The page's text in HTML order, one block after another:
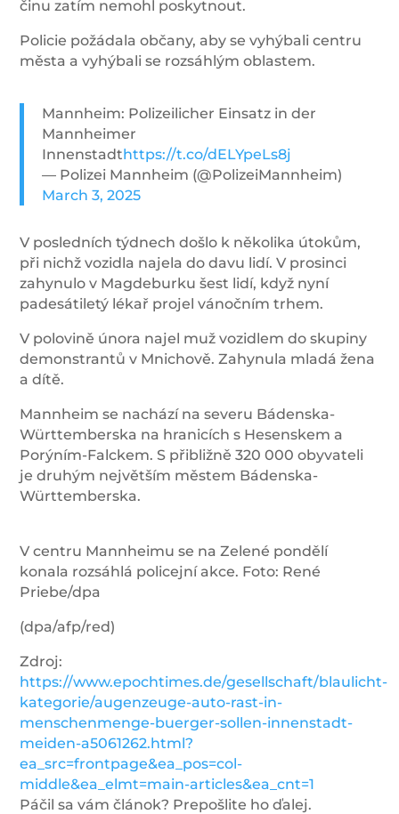
činu zatím nemohl poskytnout.
Policie požádala občany, aby se vyhýbali centru
města a vyhýbali se rozsáhlým oblastem.
Mannheim: Polizeilicher Einsatz in der
Mannheimer
Innenstadthttps://t.co/dELYpeLs8j
— Polizei Mannheim (@PolizeiMannheim)
March 3, 2025
V posledních týdnech došlo k několika útokům,
při nichž vozidla najela do davu lidí. V prosinci
zahynulo v Magdeburku šest lidí, když nyní
padesátiletý lékař projel vánočním trhem.
V polovině února najel muž vozidlem do skupiny
demonstrantů v Mnichově. Zahynula mladá žena
a dítě.
Mannheim se nachází na severu Bádenska-
Württemberska na hranicích s Hesenskem a
Porýním-Falckem. S přibližně 320 000 obyvateli
je druhým největším městem Bádenska-
Württemberska.
V centru Mannheimu se na Zelené pondělí
konala rozsáhlá policejní akce. Foto: René
Priebe/dpa
(dpa/afp/red)
Zdroj:
https://www.epochtimes.de/gesellschaft/blaulicht-
kategorie/augenzeuge-auto-rast-in-
menschenmenge-buerger-sollen-innenstadt-
meiden-a5061262.html?
ea_src=frontpage&ea_pos=col-
middle&ea_elmt=main-articles&ea_cnt=1
Páčil sa vám článok? Prepošlite ho ďalej.